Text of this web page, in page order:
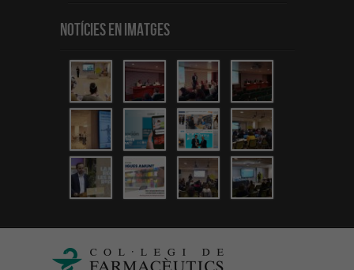
Notícies en Imatges